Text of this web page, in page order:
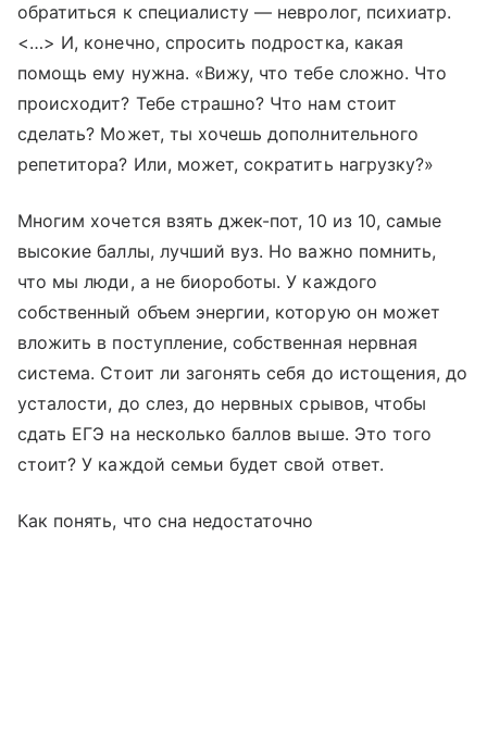
обратиться к специалисту — невролог, психиатр.
<…> И, конечно, спросить подростка, какая
помощь ему нужна. «Вижу, что тебе сложно. Что
происходит? Тебе страшно? Что нам стоит
сделать? Может, ты хочешь дополнительного
репетитора? Или, может, сократить нагрузку?»
Многим хочется взять джек-пот, 10 из 10, самые
высокие баллы, лучший вуз. Но важно помнить,
что мы люди, а не биороботы. У каждого
собственный объем энергии, которую он может
вложить в поступление, собственная нервная
система. Стоит ли загонять себя до истощения, до
усталости, до слез, до нервных срывов, чтобы
сдать ЕГЭ на несколько баллов выше. Это того
стоит? У каждой семьи будет свой ответ.
Как понять, что сна недостаточно